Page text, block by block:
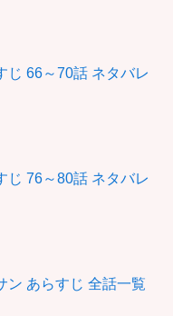
じ 66～70話 ネタバレ
じ 76～80話 ネタバレ
ン あらすじ 全話一覧